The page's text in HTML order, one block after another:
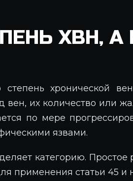
ХВН,
хронической
их количество или
по мере
язвами.
категорию. Простое
применения статьи 45